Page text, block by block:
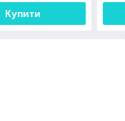
Купити